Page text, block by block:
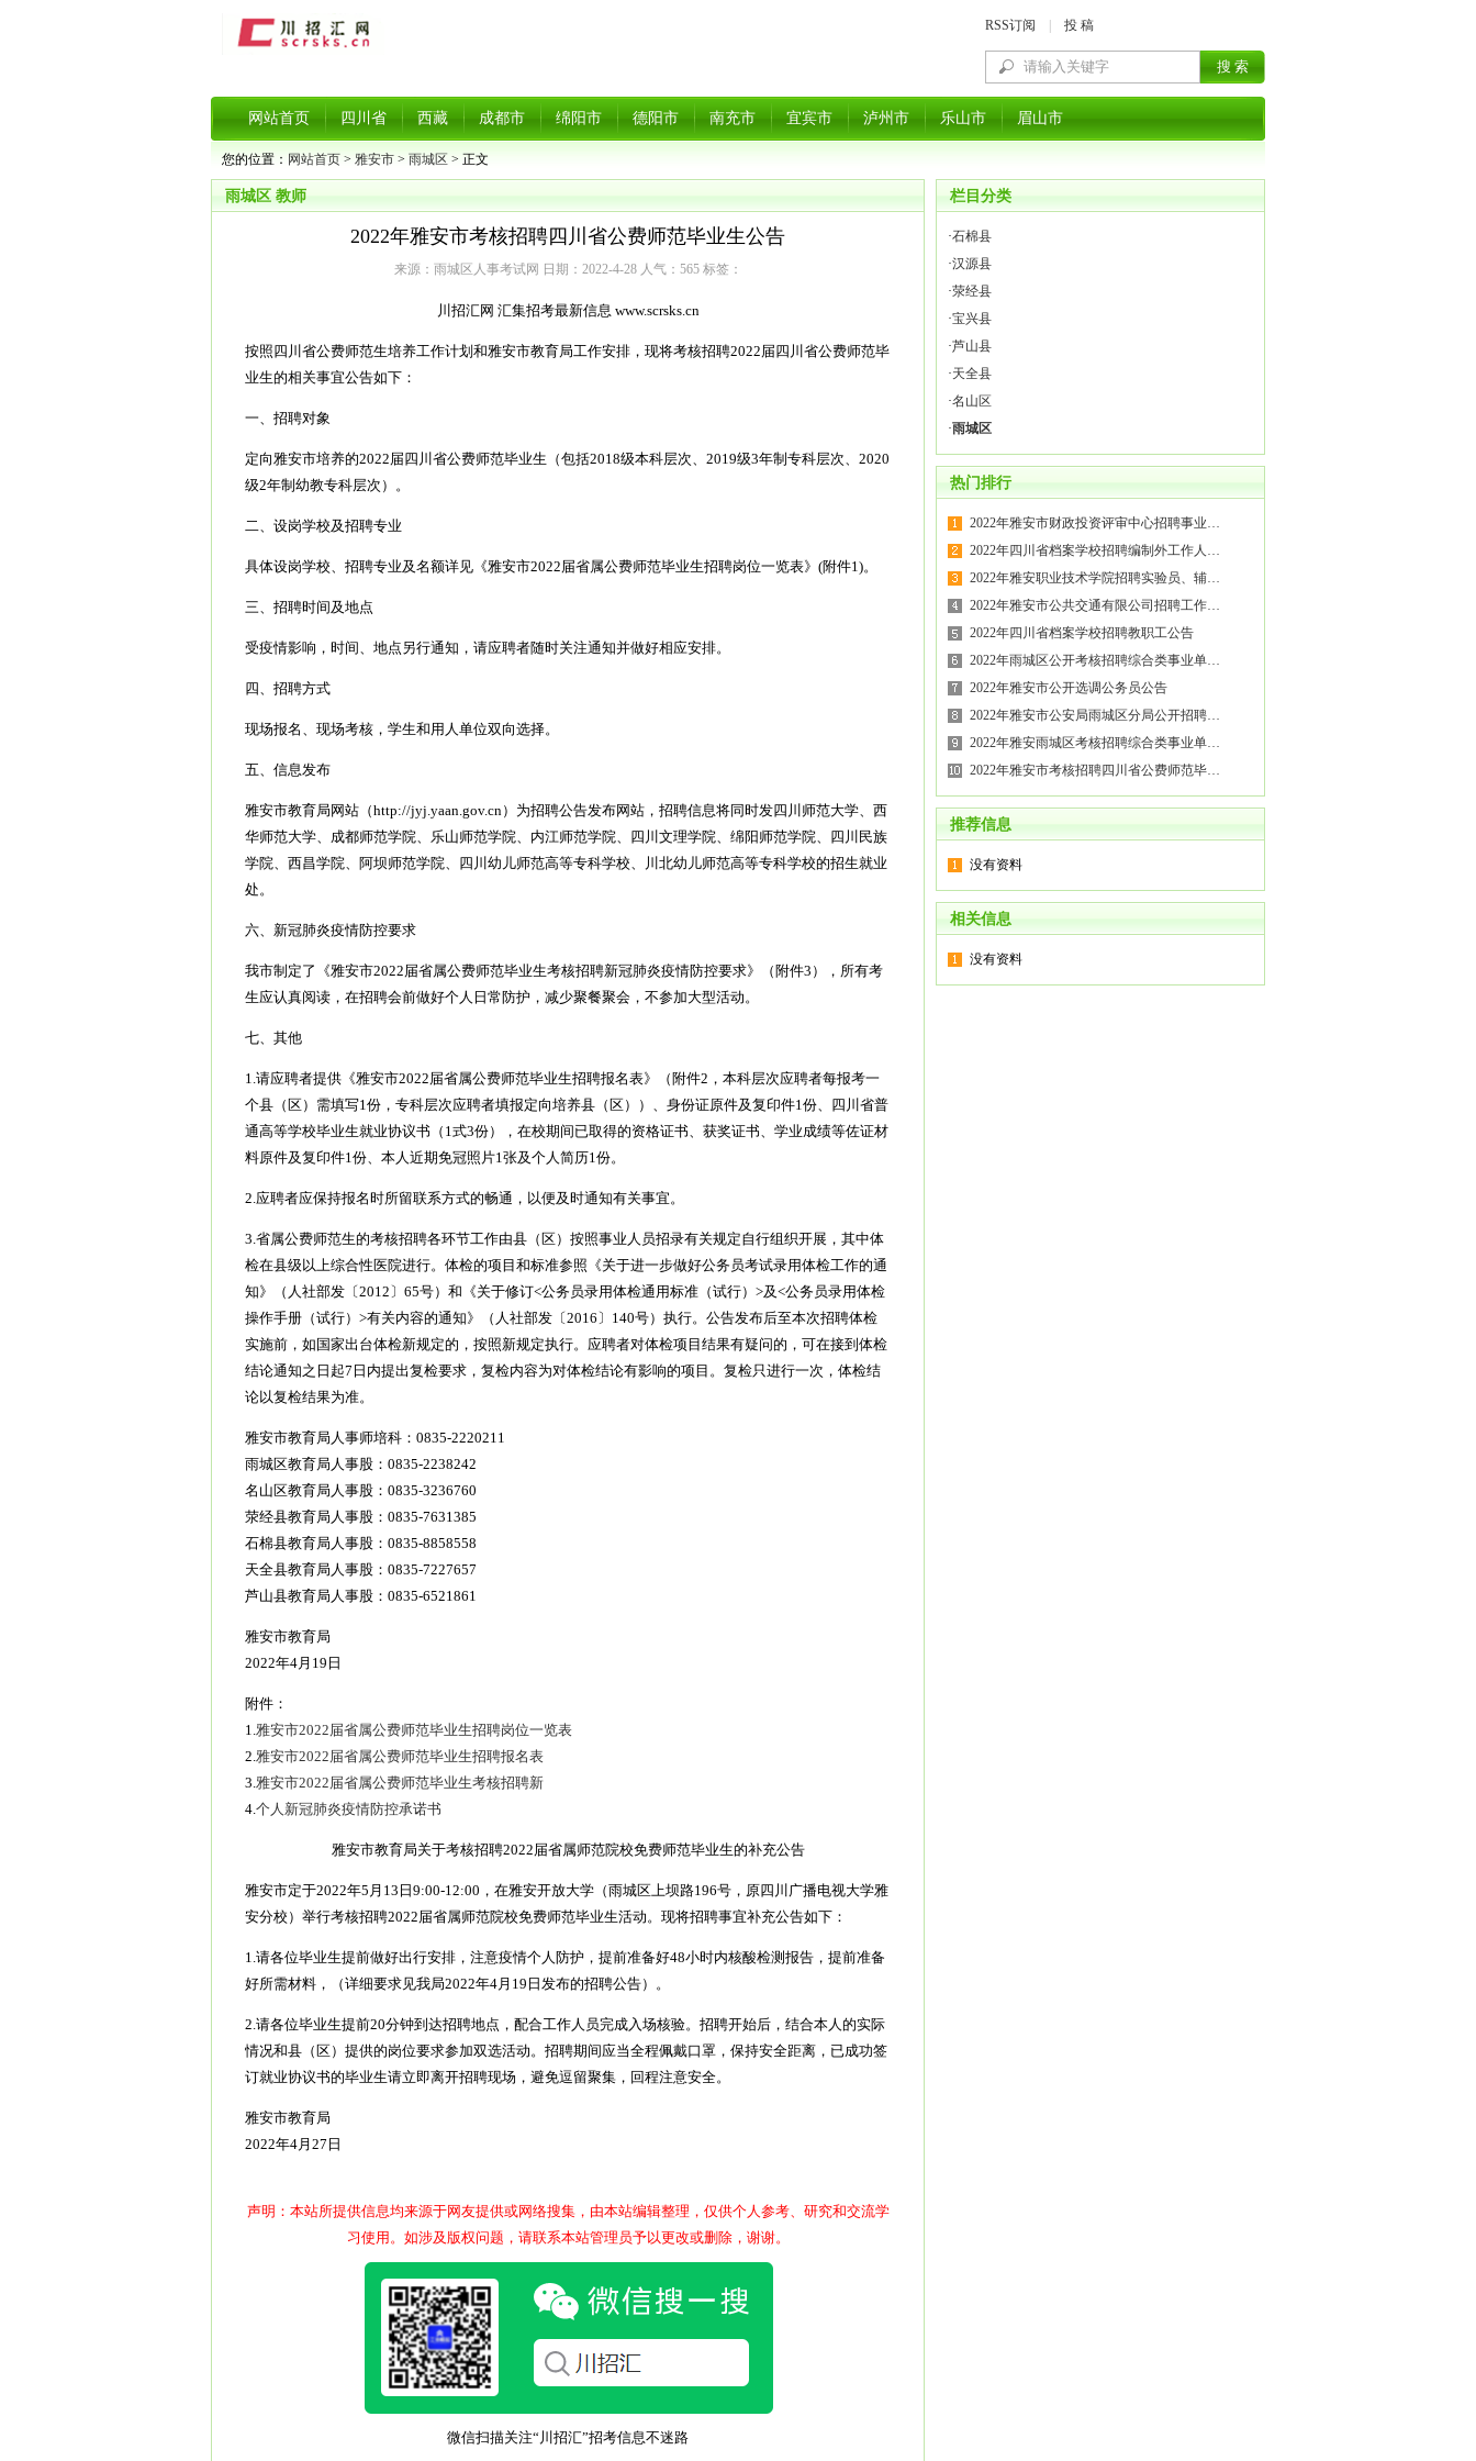
RSS订阅 投 稿
网站首页 四川省 西藏 成都市 绵阳市 德阳市 南充市 宜宾市 泸州市 乐山市 眉山市
您的位置： 网站首页 > 雅安市 > 雨城区 > 正文
雨城区 教师
2022年雅安市考核招聘四川省公费师范毕业生公告
来源：雨城区人事考试网 日期：2022-4-28 人气： 565标签：
川招汇网 汇集招考最新信息 www.scrsks.cn
按照四川省公费师范生培养工作计划和雅安市教育局工作安排，现将考核招聘2022届四川省公费师范毕
业生的相关事宜公告如下：
一、招聘对象
定向雅安市培养的2022届四川省公费师范毕业生（包括2018级本科层次、2019级3年制专科层次、2020
级2年制幼教专科层次）。
二、设岗学校及招聘专业
具体设岗学校、招聘专业及名额详见《雅安市2022届省属公费师范毕业生招聘岗位一览表》(附件1)。
三、招聘时间及地点
受疫情影响，时间、地点另行通知，请应聘者随时关注通知并做好相应安排。
四、招聘方式
现场报名、现场考核，学生和用人单位双向选择。
五、信息发布
雅安市教育局网站（http://jyj.yaan.gov.cn）为招聘公告发布网站，招聘信息将同时发四川师范大学、西
华师范大学、成都师范学院、乐山师范学院、内江师范学院、四川文理学院、绵阳师范学院、四川民族
学院、西昌学院、阿坝师范学院、四川幼儿师范高等专科学校、川北幼儿师范高等专科学校的招生就业
处。
六、新冠肺炎疫情防控要求
我市制定了《雅安市2022届省属公费师范毕业生考核招聘新冠肺炎疫情防控要求》（附件3），所有考
生应认真阅读，在招聘会前做好个人日常防护，减少聚餐聚会，不参加大型活动。
七、其他
1.请应聘者提供《雅安市2022届省属公费师范毕业生招聘报名表》（附件2，本科层次应聘者每报考一
个县（区）需填写1份，专科层次应聘者填报定向培养县（区））、身份证原件及复印件1份、四川省普
通高等学校毕业生就业协议书（1式3份），在校期间已取得的资格证书、获奖证书、学业成绩等佐证材
料原件及复印件1份、本人近期免冠照片1张及个人简历1份。
2.应聘者应保持报名时所留联系方式的畅通，以便及时通知有关事宜。
3.省属公费师范生的考核招聘各环节工作由县（区）按照事业人员招录有关规定自行组织开展，其中体
检在县级以上综合性医院进行。体检的项目和标准参照《关于进一步做好公务员考试录用体检工作的通
知》（人社部发〔2012〕65号）和《关于修订<公务员录用体检通用标准（试行）>及<公务员录用体检
操作手册（试行）>有关内容的通知》（人社部发〔2016〕140号）执行。公告发布后至本次招聘体检
实施前，如国家出台体检新规定的，按照新规定执行。应聘者对体检项目结果有疑问的，可在接到体检
结论通知之日起7日内提出复检要求，复检内容为对体检结论有影响的项目。复检只进行一次，体检结
论以复检结果为准。
雅安市教育局人事师培科：0835-2220211
雨城区教育局人事股：0835-2238242
名山区教育局人事股：0835-3236760
荥经县教育局人事股：0835-7631385
石棉县教育局人事股：0835-8858558
天全县教育局人事股：0835-7227657
芦山县教育局人事股：0835-6521861
雅安市教育局
2022年4月19日
附件：
1.雅安市2022届省属公费师范毕业生招聘岗位一览表
2.雅安市2022届省属公费师范毕业生招聘报名表
3.雅安市2022届省属公费师范毕业生考核招聘新
4.个人新冠肺炎疫情防控承诺书
雅安市教育局关于考核招聘2022届省属师范院校免费师范毕业生的补充公告
雅安市定于2022年5月13日9:00-12:00，在雅安开放大学（雨城区上坝路196号，原四川广播电视大学雅
安分校）举行考核招聘2022届省属师范院校免费师范毕业生活动。现将招聘事宜补充公告如下：
1.请各位毕业生提前做好出行安排，注意疫情个人防护，提前准备好48小时内核酸检测报告，提前准备
好所需材料，（详细要求见我局2022年4月19日发布的招聘公告）。
2.请各位毕业生提前20分钟到达招聘地点，配合工作人员完成入场核验。招聘开始后，结合本人的实际
情况和县（区）提供的岗位要求参加双选活动。招聘期间应当全程佩戴口罩，保持安全距离，已成功签
订就业协议书的毕业生请立即离开招聘现场，避免逗留聚集，回程注意安全。
雅安市教育局
2022年4月27日
声明：本站所提供信息均来源于网友提供或网络搜集，由本站编辑整理，仅供个人参考、研究和交流学
习使用。如涉及版权问题，请联系本站管理员予以更改或删除，谢谢。
微信扫描关注“川招汇”招考信息不迷路
栏目分类
·石棉县
·汉源县
·荥经县
·宝兴县
·芦山县
·天全县
·名山区
·雨城区
热门排行
2022年雅安市财政投资评审中心招聘事业…
2022年四川省档案学校招聘编制外工作人…
2022年雅安职业技术学院招聘实验员、辅…
2022年雅安市公共交通有限公司招聘工作…
2022年四川省档案学校招聘教职工公告
2022年雨城区公开考核招聘综合类事业单…
2022年雅安市公开选调公务员公告
2022年雅安市公安局雨城区分局公开招聘…
2022年雅安雨城区考核招聘综合类事业单…
2022年雅安市考核招聘四川省公费师范毕…
推荐信息
没有资料
相关信息
没有资料